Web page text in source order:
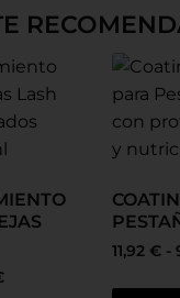
11,92 € -